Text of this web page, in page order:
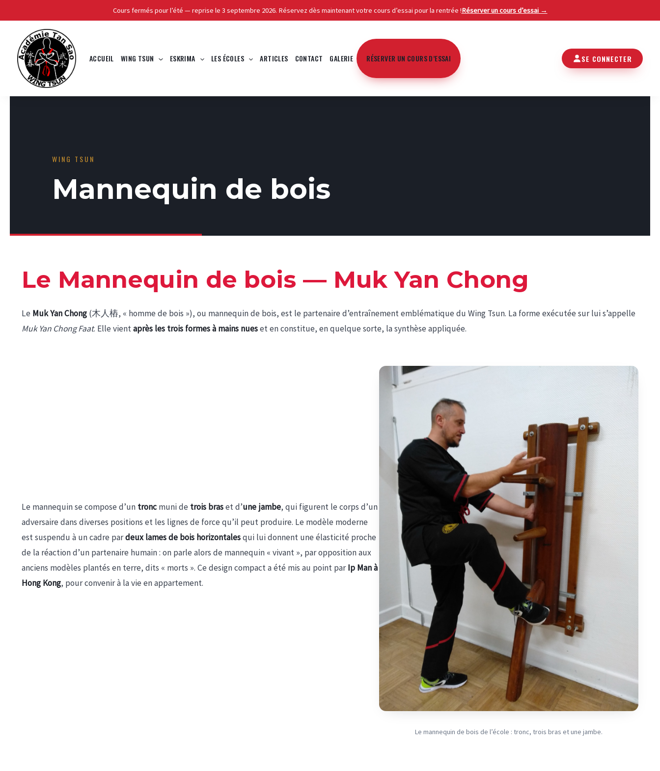
Cours fermés pour l’été — reprise le 3 septembre 2026. Réservez dès maintenant votre cours d’essai pour la rentrée !Réserver un cours d’essai →
content
ACCUEIL WING TSUN ESKRIMA LES ÉCOLES ARTICLES CONTACT GALERIE RÉSERVER UN COURS D’ESSAI SE CONNECTER
WING TSUN
Mannequin de bois
Le Mannequin de bois — Muk Yan Chong
Le Muk Yan Chong (木人樁, « homme de bois »), ou mannequin de bois, est le partenaire d’entraînement emblématique du Wing Tsun. La forme exécutée sur lui s’appelle
Muk Yan Chong Faat. Elle vientaprès les trois formes à mains nueset en constitue, en quelque sorte, la synthèse appliquée.
Le mannequin se compose d’un tronc muni de trois braset d’une jambe, qui figurent le corps d’un
adversaire dans diverses positions et les lignes de force qu’il peut produire. Le modèle moderne
est suspendu à un cadre pardeux lames de bois horizontalesqui lui donnent une élasticité proche
de la réaction d’un partenaire humain : on parle alors de mannequin « vivant », par opposition aux
anciens modèles plantés en terre, dits « morts ». Ce design compact a été mis au point parIp Man à
Hong Kong, pour convenir à la vie en appartement.
Le mannequin de bois de l’école : tronc, trois bras et une jambe.